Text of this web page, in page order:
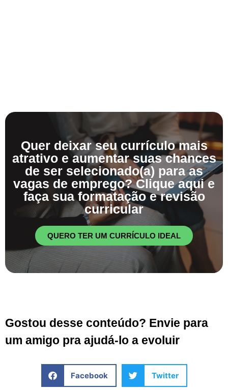
Quer deixar seu currículo mais
atrativo e aumentar suas chances
de ser selecionado(a) para as
vagas de emprego? Clique aqui e
faça sua formatação e revisão
curricular
QUERO TER UM CURRÍCULO IDEAL
Gostou desse conteúdo? Envie para
um amigo pra ajudá-lo a evoluir
Facebook Twitter